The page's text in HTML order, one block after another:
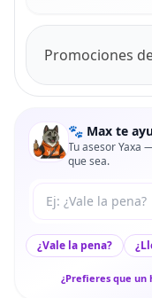
Promociones
🐾 Max te
Tu asesor Yaxa
que sea.
Tu pregunta a Max
¿Vale la pena?
¿Prefieres que un